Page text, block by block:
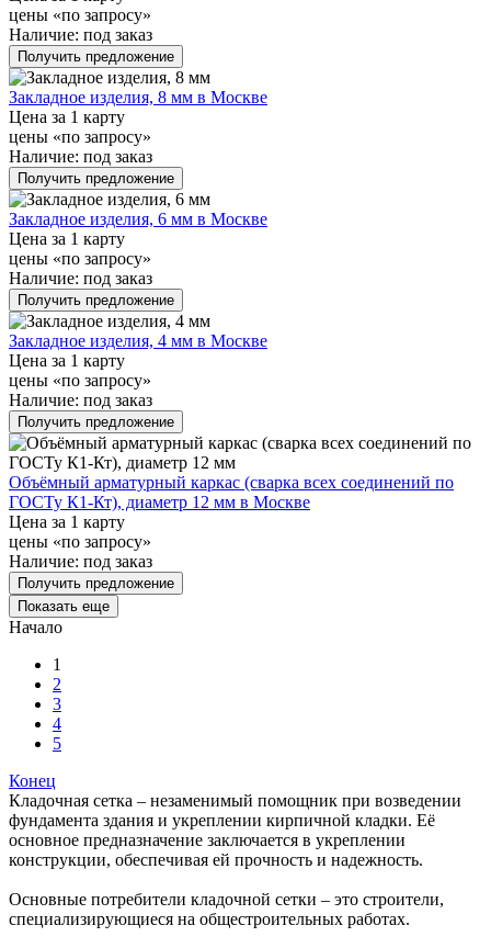
цены «по запросу»
Наличие: под заказ
Получить предложение
Закладное изделия, 8 мм в Москве
Цена за 1 карту
цены «по запросу»
Наличие: под заказ
Получить предложение
Закладное изделия, 6 мм в Москве
Цена за 1 карту
цены «по запросу»
Наличие: под заказ
Получить предложение
Закладное изделия, 4 мм в Москве
Цена за 1 карту
цены «по запросу»
Наличие: под заказ
Получить предложение
Объёмный арматурный каркас (сварка всех соединений по
ГОСТу К1-Кт), диаметр 12 мм в Москве
Цена за 1 карту
цены «по запросу»
Наличие: под заказ
Получить предложение
Показать еще
Начало
1
2
3
4
5
Конец
Кладочная сетка – незаменимый помощник при возведении
фундамента здания и укреплении кирпичной кладки. Её
основное предназначение заключается в укреплении
конструкции, обеспечивая ей прочность и надежность.
Основные потребители кладочной сетки – это строители,
специализирующиеся на общестроительных работах.